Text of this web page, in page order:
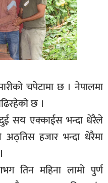
चपेटामा छ । नेपालमा
छ ।
सय एक्काईस भन्दा धेरैले
हजार भन्दा धेरैमा
तिन महिना लामो पुर्ण